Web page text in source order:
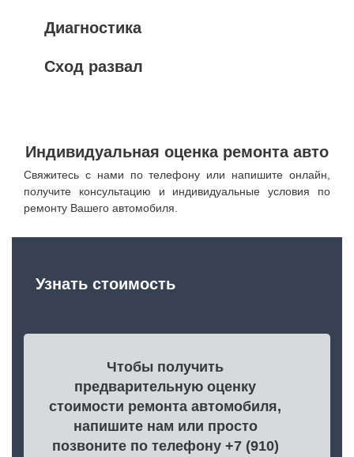
Диагностика
Сход развал
Индивидуальная оценка ремонта авто
Свяжитесь с нами по телефону или напишите онлайн,
получите консультацию и индивидуальные условия по
ремонту Вашего автомобиля.
Узнать стоимость
Чтобы получить
предварительную оценку
стоимости ремонта автомобиля,
напишите нам или просто
позвоните по телефону +7 (910)